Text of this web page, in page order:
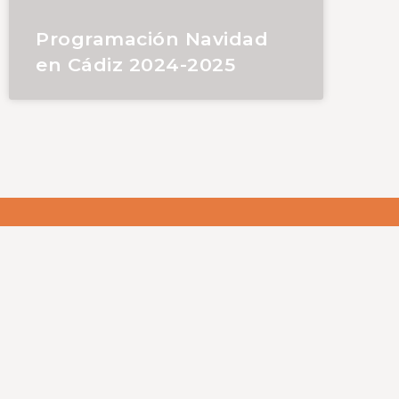
Programación Navidad
en Cádiz 2024-2025